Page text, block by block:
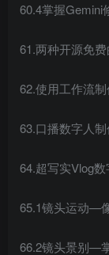
60.4掌握Gemini
61.两种开源免
62.使用工作流
63.口播数字人
64.超写实Vlog
65.1镜头运动—
66.2镜头景别—